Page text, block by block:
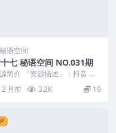
秘语空间
七 秘语空间 NO.031期
简介 「资源描述」：抖音 唐
七 秘语空间 NO.031期 【14P】
...
2 月前 3.2K 19